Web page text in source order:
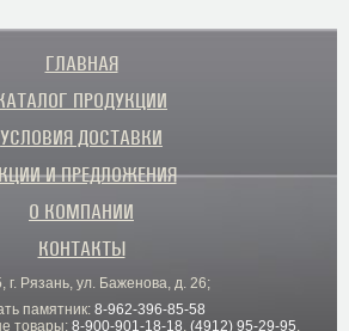
ГЛАВНАЯ
ПРОДУКЦИИ
УСЛОВИЯ ДОСТАВКИ
И ПРЕДЛОЖЕНИЯ
О КОМПАНИИ
КОНТАКТЫ
г. Рязань, ул. Баженова, д. 26;
памятник: 8-962-396-85-58
товары: 8-900-901-18-18, (4912) 95-29-95,